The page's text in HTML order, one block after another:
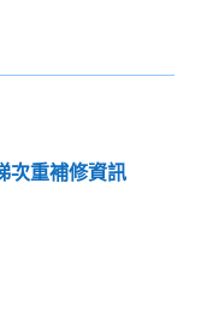
次重補修資訊